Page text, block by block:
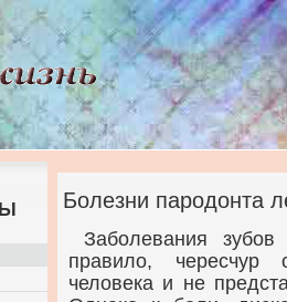
Болезни пародонта
Заболевания
правило,
человека и не